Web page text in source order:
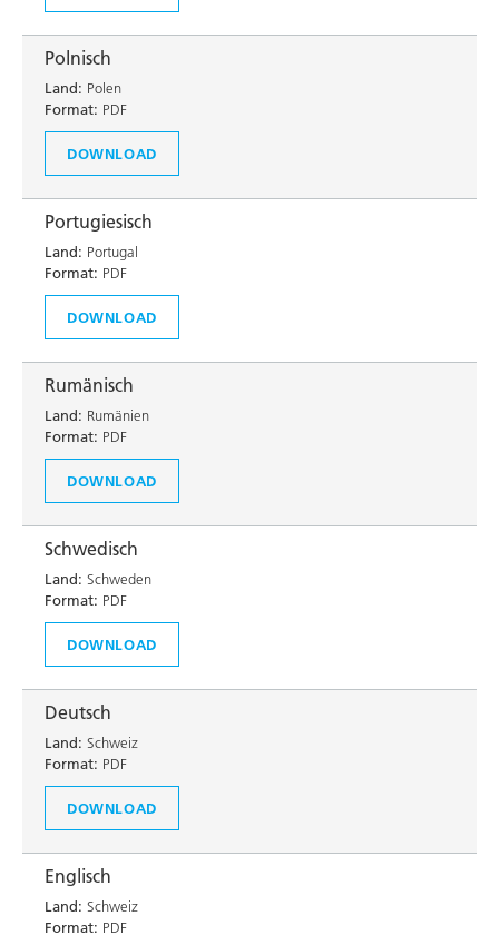
Polnisch
Land: Polen
Format: PDF
DOWNLOAD
Portugiesisch
Land: Portugal
Format: PDF
DOWNLOAD
Rumänisch
Land: Rumänien
Format: PDF
DOWNLOAD
Schwedisch
Land: Schweden
Format: PDF
DOWNLOAD
Deutsch
Land: Schweiz
Format: PDF
DOWNLOAD
Englisch
Land: Schweiz
Format: PDF